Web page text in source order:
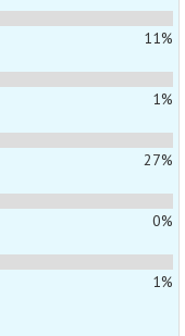
11%
1%
27%
0%
1%